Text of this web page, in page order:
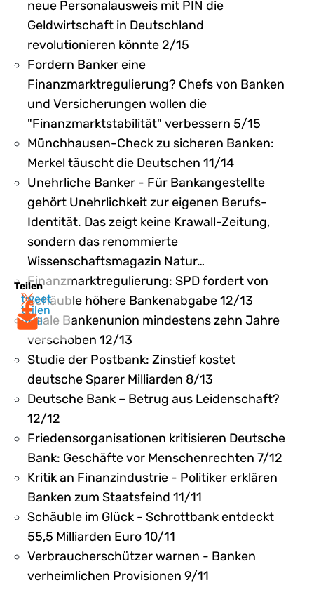
Teilen
tweet
teilen
mail
neue Personalausweis mit PIN die
Geldwirtschaft in Deutschland
revolutionieren könnte 2/15
Fordern Banker eine
Finanzmarktregulierung? Chefs von Banken
und Versicherungen wollen die
"Finanzmarktstabilität" verbessern 5/15
Münchhausen-Check zu sicheren Banken:
Merkel täuscht die Deutschen 11/14
Unehrliche Banker - Für Bankangestellte
gehört Unehrlichkeit zur eigenen Berufs-
Identität. Das zeigt keine Krawall-Zeitung,
sondern das renommierte
Wissenschaftsmagazin Natur…
Finanzmarktregulierung: SPD fordert von
Schäuble höhere Bankenabgabe 12/13
Reale Bankenunion mindestens zehn Jahre
verschoben 12/13
Studie der Postbank: Zinstief kostet
deutsche Sparer Milliarden 8/13
Deutsche Bank – Betrug aus Leidenschaft?
12/12
Friedensorganisationen kritisieren Deutsche
Bank: Geschäfte vor Menschenrechten 7/12
Kritik an Finanzindustrie - Politiker erklären
Banken zum Staatsfeind 11/11
Schäuble im Glück - Schrottbank entdeckt
55,5 Milliarden Euro 10/11
Verbraucherschützer warnen - Banken
verheimlichen Provisionen 9/11